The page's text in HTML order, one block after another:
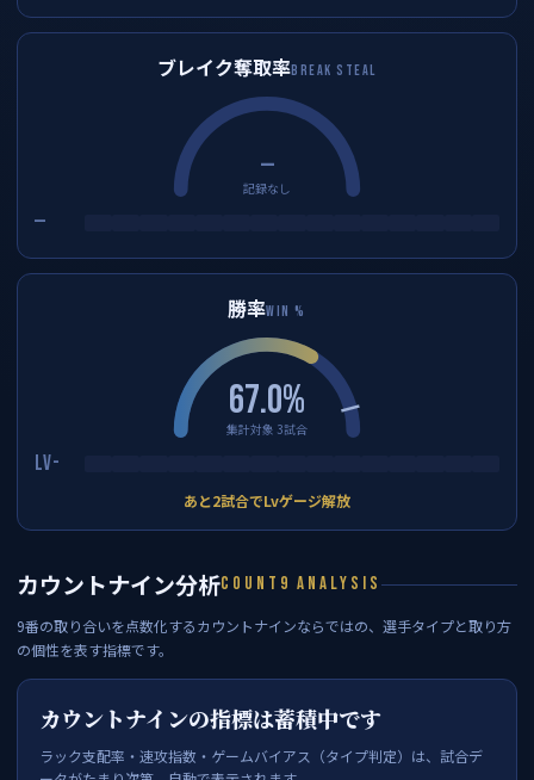
ブレイク奪取率BREAK STEAL
—
記録なし
—
勝率WIN %
67.0%
集計対象 3試合
Lv-
あと2試合でLvゲージ解放
カウントナイン分析COUNT9 ANALYSIS
9番の取り合いを点数化するカウントナインならではの、選手タイプと取り方
の個性を表す指標です。
カウントナインの指標は蓄積中です
ラック支配率・速攻指数・ゲームバイアス（タイプ判定）は、試合デ